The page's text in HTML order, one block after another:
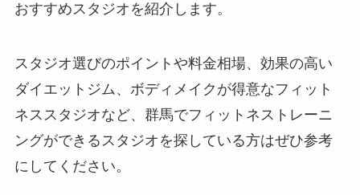
おすすめスタジオを紹介します。
スタジオ選びのポイントや料金相場、効果の高い
ダイエットジム、ボディメイクが得意なフィット
ネススタジオなど、群馬でフィットネストレーニ
ングができるスタジオを探している方はぜひ参考
にしてください。